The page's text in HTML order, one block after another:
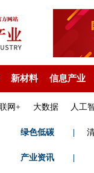
新材料 信息产业
网+ 大数据 人工
绿色低碳
产业资讯